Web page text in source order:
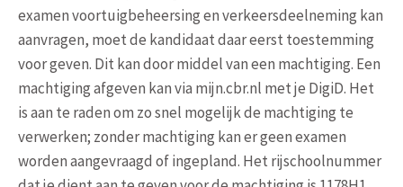
examen voortuigbeheersing en verkeersdeelneming kan
aanvragen, moet de kandidaat daar eerst toestemming
voor geven. Dit kan door middel van een machtiging. Een
machtiging afgeven kan via mijn.cbr.nl met je DigiD. Het
is aan te raden om zo snel mogelijk de machtiging te
verwerken; zonder machtiging kan er geen examen
worden aangevraagd of ingepland. Het rijschoolnummer